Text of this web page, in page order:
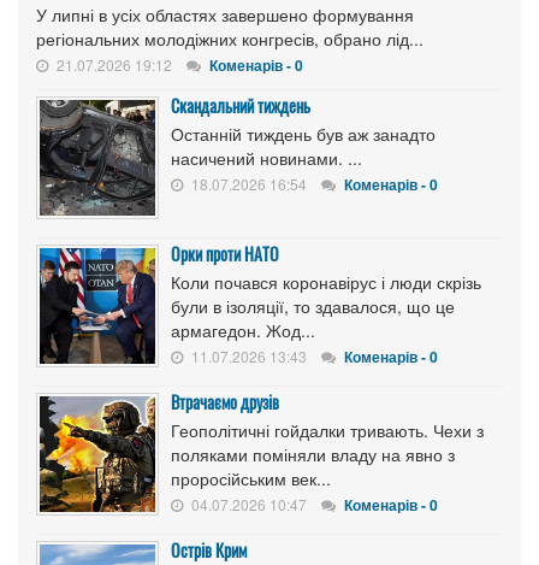
У липні в усіх областях завершено формування
регіональних молодіжних конгресів, обрано лід...
21.07.2026 19:12 Коменарів - 0
Скандальний тиждень
Останній тиждень був аж занадто
насичений новинами. ...
18.07.2026 16:54 Коменарів - 0
Орки проти НАТО
Коли почався коронавірус і люди скрізь
були в ізоляції, то здавалося, що це
армагедон. Жод...
11.07.2026 13:43 Коменарів - 0
Втрачаємо друзів
Геополітичні гойдалки тривають. Чехи з
поляками поміняли владу на явно з
проросійським век...
04.07.2026 10:47 Коменарів - 0
Острів Крим